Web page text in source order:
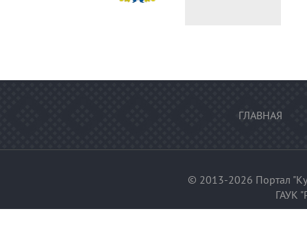
ГЛАВНАЯ
© 2013-2026 Портал
ГАУК